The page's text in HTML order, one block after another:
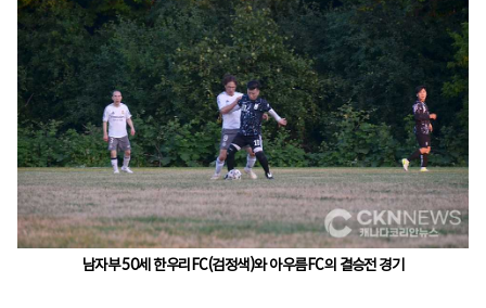
남자부 50세 한우리FC(검정색)와 아우름FC의 결승전 경기